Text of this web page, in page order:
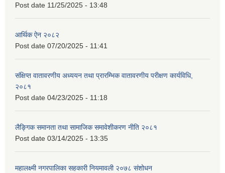
Post date 11/25/2025 - 13:48
आर्थिक ऐन २०८२
Post date 07/20/2025 - 11:41
संक्षिप्त वातावरणीय अध्ययन तथा प्रारम्भिक वातावरणीय परीक्षण कार्यविधि,
२०८१
Post date 04/23/2025 - 11:18
लैङ्गिक समानता तथा सामाजिक समावेशीकरण नीति २०८१
Post date 03/14/2025 - 13:35
महालक्ष्मी नगरपालिका सहकारी नियमावली २०७८ संशोधन